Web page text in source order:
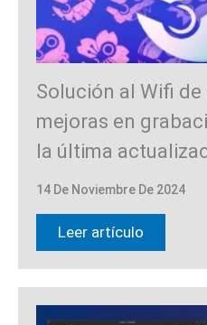
Solución al Wifi de
mejoras en
la última
14 De Noviembre De 2024
Leer artículo